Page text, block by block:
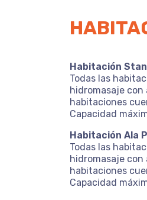
Habitación
Todas las
hidromasaje con
habitaciones
Capacidad
Habitación Ala
Todas las
hidromasaje con
habitaciones
Capacidad